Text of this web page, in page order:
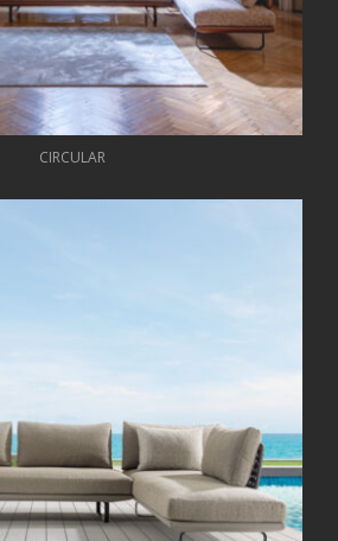
CIRCULAR